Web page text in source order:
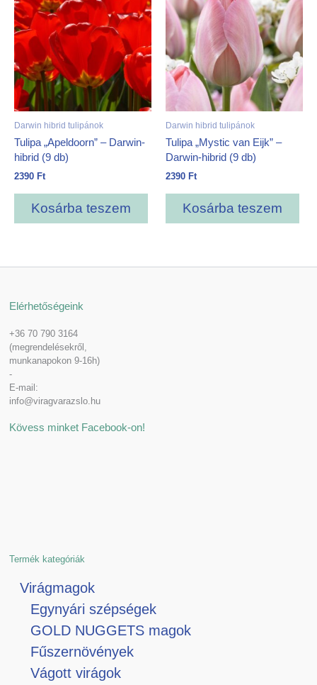
Darwin hibrid tulipánok
Tulipa „Apeldoorn” – Darwin-
hibrid (9 db)
2390 Ft
Kosárba teszem
Darwin hibrid tulipánok
Tulipa „Mystic van Eijk” –
Darwin-hibrid (9 db)
2390 Ft
Kosárba teszem
Elérhetőségeink
+36 70 790 3164
(megrendelésekről,
munkanapokon 9-16h)
-
E-mail:
info@viragvarazslo.hu
Kövess minket Facebook-on!
Termék kategóriák
Virágmagok
Egynyári szépségek
GOLD NUGGETS magok
Fűszernövények
Vágott virágok